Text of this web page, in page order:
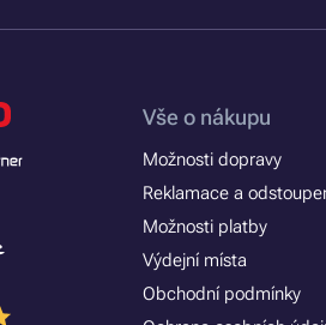
Vše o nákupu
Možnosti dopravy
Reklamace a
Možnosti platby
Výdejní místa
Obchodní podmínky